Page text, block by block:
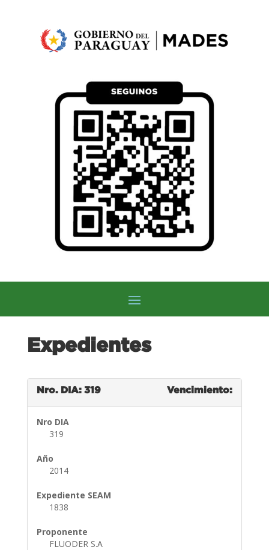
Expedientes
Nro. DIA: 319 Vencimiento:
Nro DIA
319
Año
2014
Expediente SEAM
1838
Proponente
FLUODER S.A